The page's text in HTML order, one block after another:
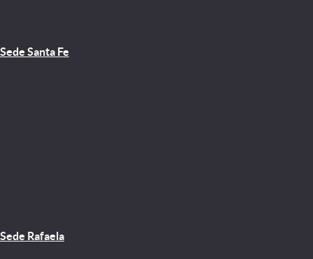
Sede Santa Fe
Sede Rafaela